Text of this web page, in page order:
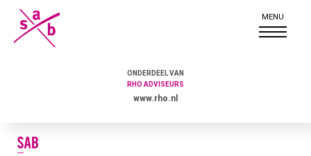
ONDERDEEL VAN
RHO ADVISEURS
www.rho.nl